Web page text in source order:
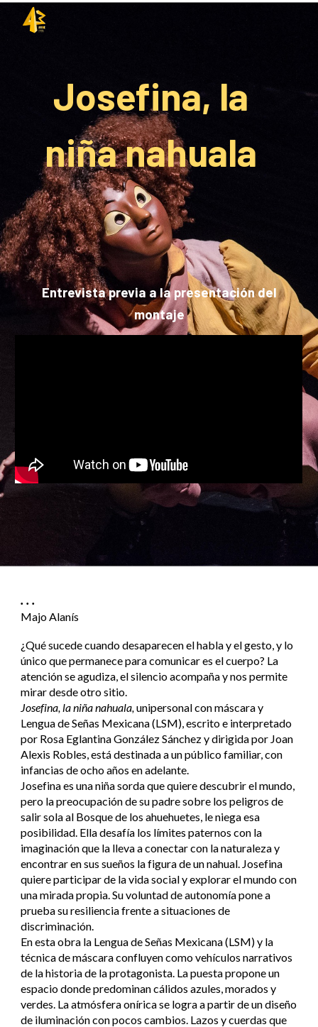
Skip to main content
Josefina, la
niña nahuala
Entrevista previa a la presentación del
montaje
. . .
Majo Alanís
¿Qué sucede cuando desaparecen el habla y el gesto, y lo
único que permanece para comunicar es el cuerpo? La
atención se agudiza, el silencio acompaña y nos permite
mirar desde otro sitio.
Josefina, la niña nahuala,unipersonal con máscara y
Lengua de Señas Mexicana (LSM), escrito e interpretado
por Rosa Eglantina González Sánchez y dirigida por Joan
Alexis Robles, está destinada a un público familiar, con
infancias de ocho años en adelante.
Josefina es una niña sorda que quiere descubrir el mundo,
pero la preocupación de su padre sobre los peligros de
salir sola al Bosque de los ahuehuetes, le niega esa
posibilidad. Ella desafía los límites paternos con la
imaginación que la lleva a conectar con la naturaleza y
encontrar en sus sueños la figura de un nahual. Josefina
quiere participar de la vida social y explorar el mundo con
una mirada propia. Su voluntad de autonomía pone a
prueba su resiliencia frente a situaciones de
discriminación.
En esta obra la Lengua de Señas Mexicana (LSM) y la
técnica de máscara confluyen como vehículos narrativos
de la historia de la protagonista. La puesta propone un
espacio donde predominan cálidos azules, morados y
verdes. La atmósfera onírica se logra a partir de un diseño
de iluminación con pocos cambios. Lazos y cuerdas que